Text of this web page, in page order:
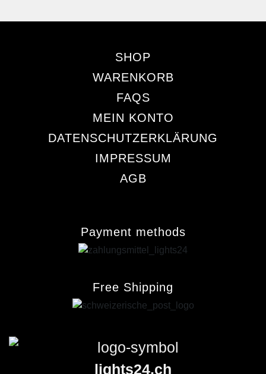
SHOP
WARENKORB
FAQS
MEIN KONTO
DATENSCHUTZERKLÄRUNG
IMPRESSUM
AGB
Payment methods
Free Shipping
lights24.ch